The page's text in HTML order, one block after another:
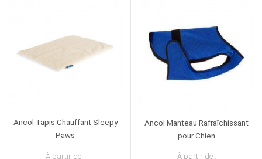
Ancol Tapis Chauffant Sleepy
Paws
À partir de :
Ancol Manteau Rafraîchissant
pour Chien
À partir de :